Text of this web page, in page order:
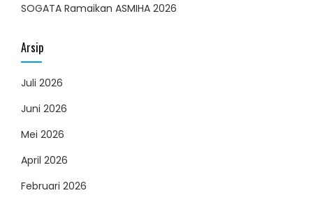
SOGATA Ramaikan ASMIHA 2026
Arsip
Juli 2026
Juni 2026
Mei 2026
April 2026
Februari 2026